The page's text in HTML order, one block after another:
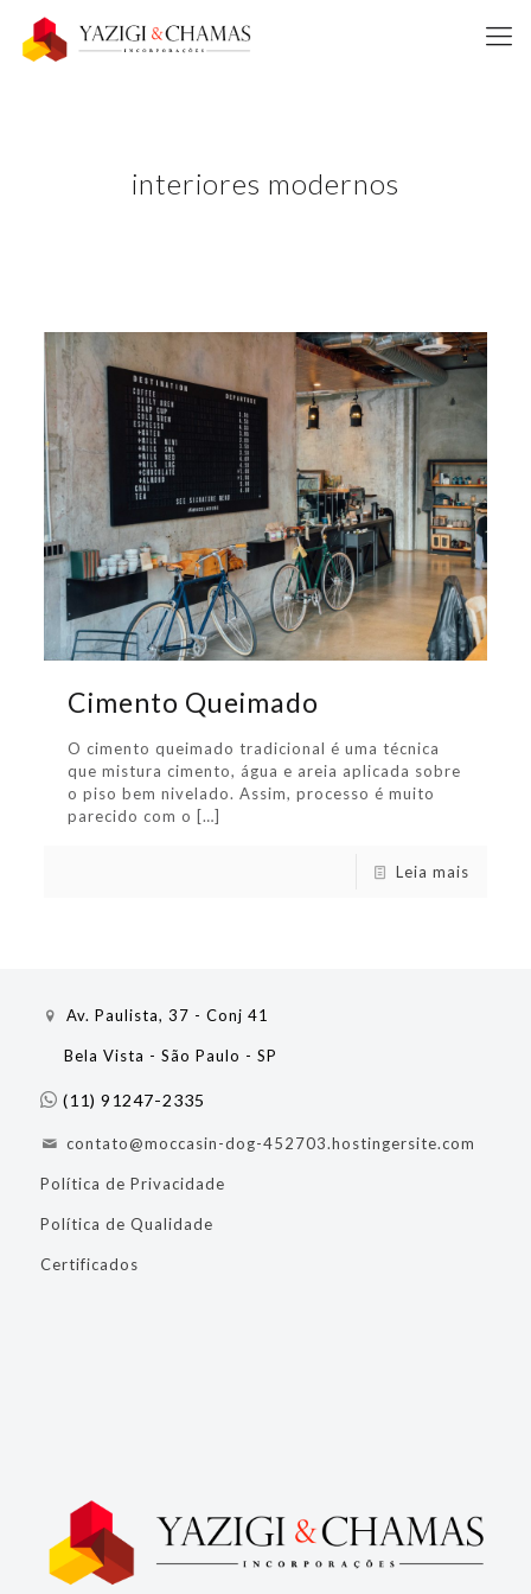
interiores modernos
Cimento Queimado
O cimento queimado tradicional é uma técnica
que mistura cimento, água e areia aplicada sobre
o piso bem nivelado. Assim, processo é muito
parecido com o […]
Leia mais
Av. Paulista, 37 - Conj 41
Bela Vista - São Paulo - SP
(11) 91247-2335
contato@moccasin-dog-452703.hostingersite.com
Política de Privacidade
Política de Qualidade
Certificados